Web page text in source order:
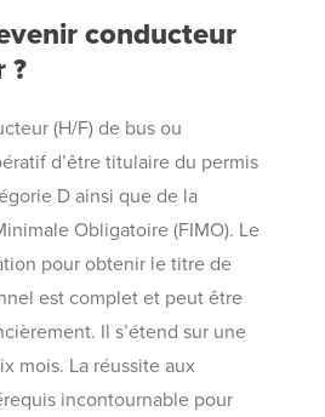
conducteur
?
(H/F) de bus ou
d’être titulaire du permis
D ainsi que de la
Obligatoire (FIMO). Le
pour obtenir le titre de
est complet et peut être
Il s’étend sur une
mois. La réussite aux
incontournable pour